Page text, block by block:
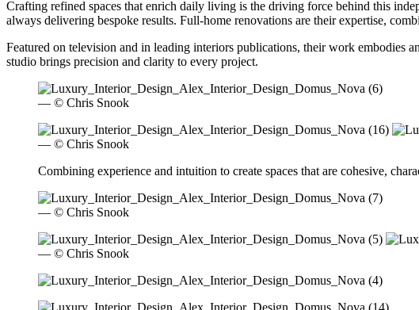
Crafting refined spaces that enrich daily living is the driving force behind this
always delivering bespoke results. Full-home renovations are their expertise,
Featured on television and in leading interiors publications, their work embodies
studio brings precision and clarity to every project.
— © Chris Snook
— © Chris Snook
Combining experience and intuition to create spaces that are cohesive,
— © Chris Snook
— © Chris Snook